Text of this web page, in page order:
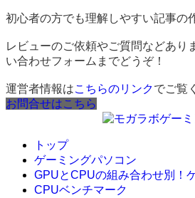
初心者の方でも理解しやすい記事の
レビューのご依頼やご質問などあり
い合わせフォームまでどうぞ！
運営者情報はこちらのリンクでご覧
お問合せはこちら
トップ
ゲーミングパソコン
GPUとCPUの組み合わせ別！
CPUベンチマーク